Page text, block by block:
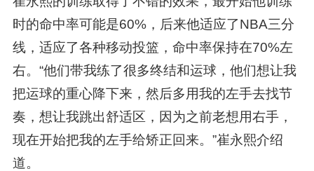
时的命中率可能是60%，后来他适应了NBA三分
线，适应了各种移动投篮，命中率保持在70%左
右。“他们带我练了很多终结和运球，他们想让我
把运球的重心降下来，然后多用我的左手去找节
奏，想让我跳出舒适区，因为之前老想用右手，
现在开始把我的左手给矫正回来。”崔永熙介绍
道。